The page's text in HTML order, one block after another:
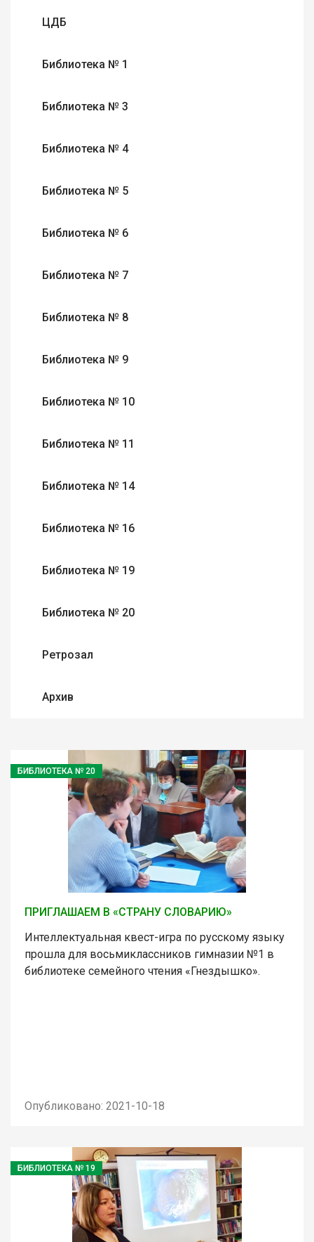
ЦДБ
Библиотека № 1
Библиотека № 3
Библиотека № 4
Библиотека № 5
Библиотека № 6
Библиотека № 7
Библиотека № 8
Библиотека № 9
Библиотека № 10
Библиотека № 11
Библиотека № 14
Библиотека № 16
Библиотека № 19
Библиотека № 20
Ретрозал
Архив
БИБЛИОТЕКА № 20
ПРИГЛАШАЕМ В «СТРАНУ СЛОВАРИЮ»
Интеллектуальная квест-игра по русскому языку
прошла для восьмиклассников гимназии №1 в
библиотеке семейного чтения «Гнездышко».
Опубликовано: 2021-10-18
БИБЛИОТЕКА № 19